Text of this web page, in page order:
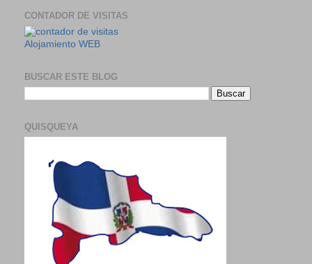
CONTADOR DE VISITAS
Alojamiento WEB
BUSCAR ESTE BLOG
QUISQUEYA